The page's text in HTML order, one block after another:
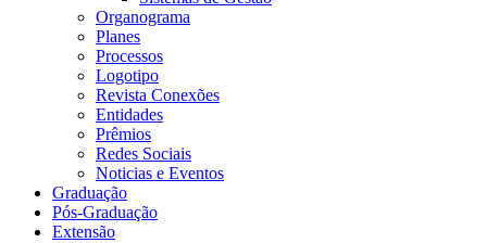
Organograma
Planes
Processos
Logotipo
Revista Conexões
Entidades
Prêmios
Redes Sociais
Noticias e Eventos
Graduação
Pós-Graduação
Extensão